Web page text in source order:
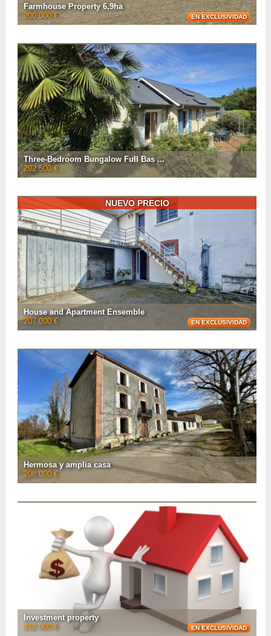
Farmhouse Property 6,9ha
EN EXCLUSIVIDAD
200 000 €
numerous possibilities: to ...
• Número de habitaciones :
2
• Número de habitaciones :
70 m²
• Espacio habitable :
69 631 m²
• Superficie del terreno :
AF26819
• Referencia :
VER LA FICHA CON19FOTOS
Three-Bedroom Bungalow Full Bas ...
202 500 €
master bedroom and a lovely ...
5
• Número de habitaciones :
• Número de habitaciones :
• Espacio habitable :
• Superficie del terreno :
AF26924
• Referencia :
VER LA FICHA CON20FOTOS
NUEVO PRECIO
House and Apartment Ensemble
EN EXCLUSIVIDAD
207 000 €
home with kitchen, living ro ...
8
• Número de habitaciones :
4
• Número de habitaciones :
169 m²
• Espacio habitable :
700 m²
• Superficie del terreno :
AF26664
• Referencia :
VER LA FICHA CON18 FOTOS
Hermosa y amplia casa
208 000 €
dependencias y un hangar a ...
12
• Número de habitaciones :
• Espacio habitable :
• Superficie del terreno :
AF26663
• Referencia :
VER LA FICHA CON 23 FOTOS
Investment property
EN EXCLUSIVIDAD
212 000 €